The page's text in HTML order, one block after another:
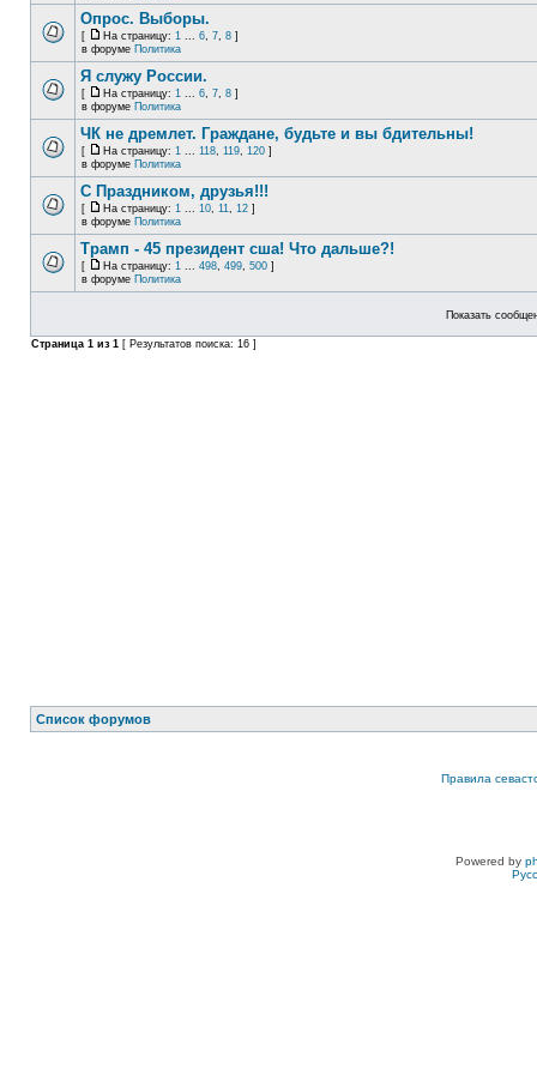
Опрос. Выборы.
[ На страницу: 1 ... 6, 7, 8 ]
в форуме Политика
Я служу России.
[ На страницу: 1 ... 6, 7, 8 ]
в форуме Политика
ЧК не дремлет. Граждане, будьте и вы бдительны!
[ На страницу: 1 ... 118, 119, 120 ]
в форуме Политика
С Праздником, друзья!!!
[ На страницу: 1 ... 10, 11, 12 ]
в форуме Политика
Трамп - 45 президент сша! Что дальше?!
[ На страницу: 1 ... 498, 499, 500 ]
в форуме Политика
Показать
Страница 1 из 1 [ Результатов поиска: 16 ]
Список форумов
Правила
Powered by